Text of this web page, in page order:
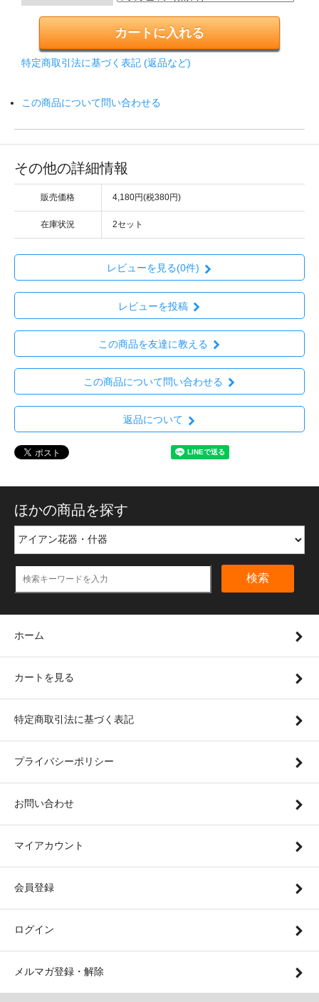
特定商取引法に基づく表記 (返品など)
この商品について問い合わせる
その他の詳細情報
販売価格 4,180円(税380円)
在庫状況 2セット
レビューを見る(0件)
レビューを投稿
この商品を友達に教える
この商品について問い合わせる
返品について
ほかの商品を探す
検索
ホーム
カートを見る
特定商取引法に基づく表記
プライバシーポリシー
お問い合わせ
マイアカウント
会員登録
ログイン
メルマガ登録・解除